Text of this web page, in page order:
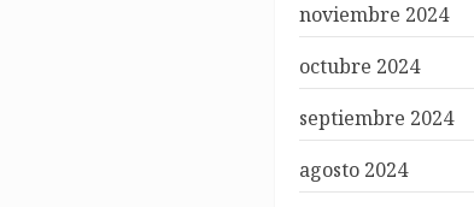
noviembre 2024
octubre 2024
septiembre 2024
agosto 2024